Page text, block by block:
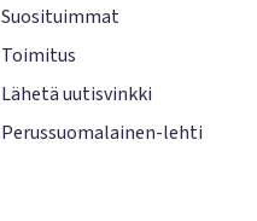
Suosituimmat
Toimitus
Lähetä uutisvinkki
Perussuomalainen-lehti